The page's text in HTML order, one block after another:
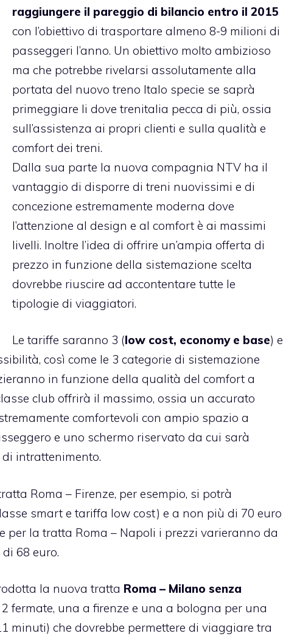
raggiungere il pareggio di bilancio entro il 2015
con l’obiettivo di trasportare almeno 8-9 milioni di
passeggeri l’anno. Un obiettivo molto ambizioso
ma che potrebbe rivelarsi assolutamente alla
portata del nuovo treno Italo specie se saprà
primeggiare li dove trenitalia pecca di più, ossia
sull’assistenza ai propri clienti e sulla qualità e
comfort dei treni.
Dalla sua parte la nuova compagnia NTV ha il
vantaggio di disporre di treni nuovissimi e di
concezione estremamente moderna dove
l’attenzione al design e al comfort è ai massimi
livelli. Inoltre l’idea di offrire un’ampia offerta di
prezzo in funzione della sistemazione scelta
dovrebbe riuscire ad accontentare tutte le
tipologie di viaggiatori.
Le tariffe saranno 3 (low cost, economy e base) e
così come le 3 categorie di sistemazione
in funzione della qualità del comfort a
club offrirà il massimo, ossia un accurato
comfortevoli con ampio spazio a
e uno schermo riservato da cui sarà
intrattenimento.
Roma – Firenze, per esempio, si potrà
smart e tariffa low cost) e a non più di 70 euro
per la tratta Roma – Napoli i prezzi varieranno da
68 euro.
la nuova tratta Roma – Milano senza
fermate, una a firenze e una a bologna per una
minuti) che dovrebbe permettere di viaggiare tra